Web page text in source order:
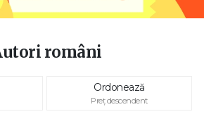
români
Ordonează
Preț descendent